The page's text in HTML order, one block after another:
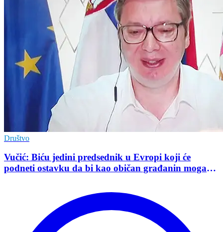
Društvo
Vučić: Biću jedini predsednik u Evropi koji će
podneti ostavku da bi kao običan građanin mogao